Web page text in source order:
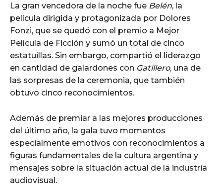
La gran vencedora de la noche fue Belén, la
película dirigida y protagonizada por Dolores
Fonzi, que se quedó con el premio a Mejor
Película de Ficción y sumó un total de cinco
estatuillas. Sin embargo, compartió el liderazgo
en cantidad de galardones con Gatillero, una de
las sorpresas de la ceremonia, que también
obtuvo cinco reconocimientos.
Además de premiar a las mejores producciones
del último año, la gala tuvo momentos
especialmente emotivos con reconocimientos a
figuras fundamentales de la cultura argentina y
mensajes sobre la situación actual de la industria
audiovisual.